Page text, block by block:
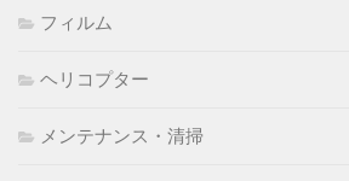
フィルム
ヘリコプター
メンテナンス・清掃